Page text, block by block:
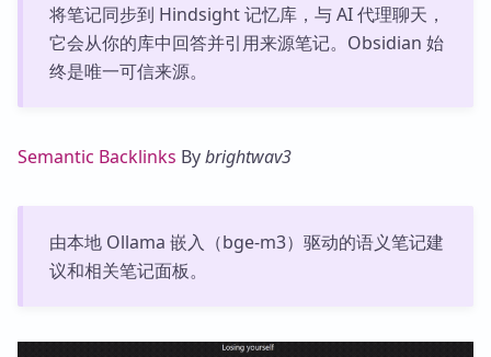
将笔记同步到 Hindsight 记忆库，与 AI 代理聊天，
它会从你的库中回答并引用来源笔记。Obsidian 始
终是唯一可信来源。
Semantic Backlinks Bybrightwav3
由本地 Ollama 嵌入（bge-m3）驱动的语义笔记建
议和相关笔记面板。